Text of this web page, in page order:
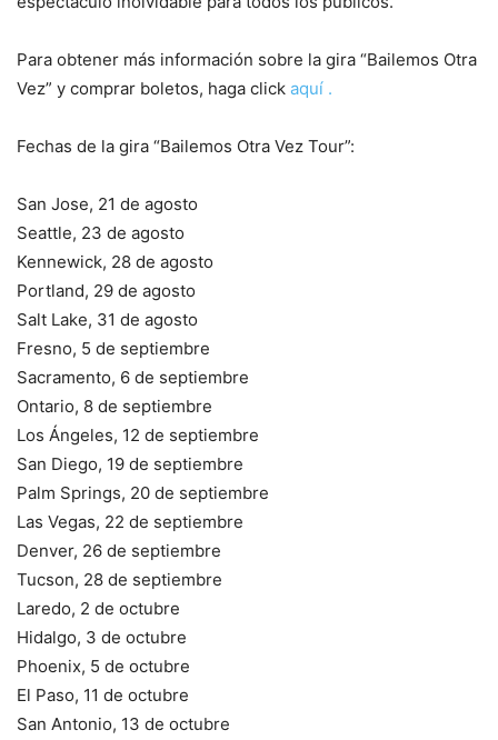
Para obtener más información sobre la gira “Bailemos Otra
Vez” y comprar boletos, haga click aquí .
Fechas de la gira “Bailemos Otra Vez Tour”:
San Jose, 21 de agosto
Seattle, 23 de agosto
Kennewick, 28 de agosto
Portland, 29 de agosto
Salt Lake, 31 de agosto
Fresno, 5 de septiembre
Sacramento, 6 de septiembre
Ontario, 8 de septiembre
Los Ángeles, 12 de septiembre
San Diego, 19 de septiembre
Palm Springs, 20 de septiembre
Las Vegas, 22 de septiembre
Denver, 26 de septiembre
Tucson, 28 de septiembre
Laredo, 2 de octubre
Hidalgo, 3 de octubre
Phoenix, 5 de octubre
El Paso, 11 de octubre
San Antonio, 13 de octubre